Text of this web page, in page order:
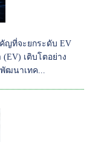
ญที่จะยกระดับ EV
เติบโตอย่าง
ฒนาเทค...